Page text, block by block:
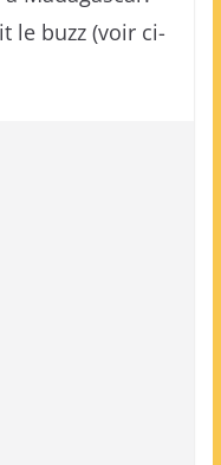
le buzz (voir ci-